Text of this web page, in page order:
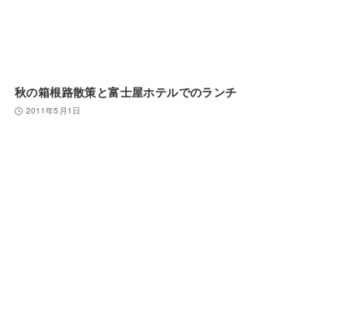
秋の箱根路散策と富士屋ホテルでのランチ
2011年5月1日